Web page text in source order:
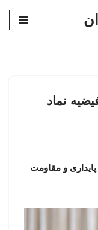
نماد
و مقاومت